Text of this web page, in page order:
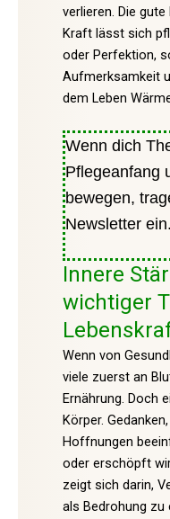
verlieren. Die
Kraft lässt sich
oder Perfektion,
Aufmerksamkeit
dem Leben
Wenn dich
Pflegeanfang
bewegen,
Newsletter ein.
Innere
wichtiger
Wenn von
viele zuerst an
Ernährung. Doch
Körper.
Hoffnungen
oder erschöpft
zeigt sich darin,
als Bedrohung zu